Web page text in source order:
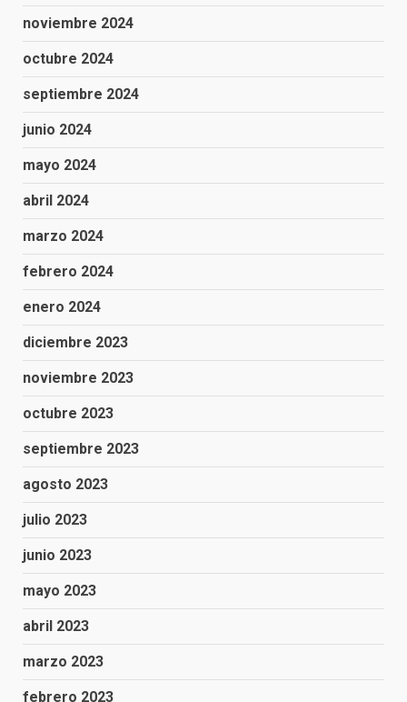
noviembre 2024
octubre 2024
septiembre 2024
junio 2024
mayo 2024
abril 2024
marzo 2024
febrero 2024
enero 2024
diciembre 2023
noviembre 2023
octubre 2023
septiembre 2023
agosto 2023
julio 2023
junio 2023
mayo 2023
abril 2023
marzo 2023
febrero 2023